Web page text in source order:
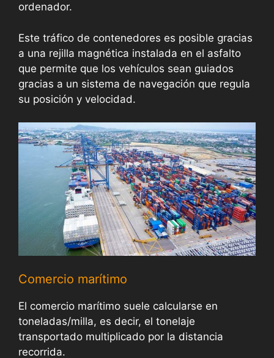
ordenador.
Este tráfico de contenedores es posible gracias
a una rejilla magnética instalada en el asfalto
que permite que los vehículos sean guiados
gracias a un sistema de navegación que regula
su posición y velocidad.
Comercio marítimo
El comercio marítimo suele calcularse en
toneladas/milla, es decir, el tonelaje
transportado multiplicado por la distancia
recorrida.